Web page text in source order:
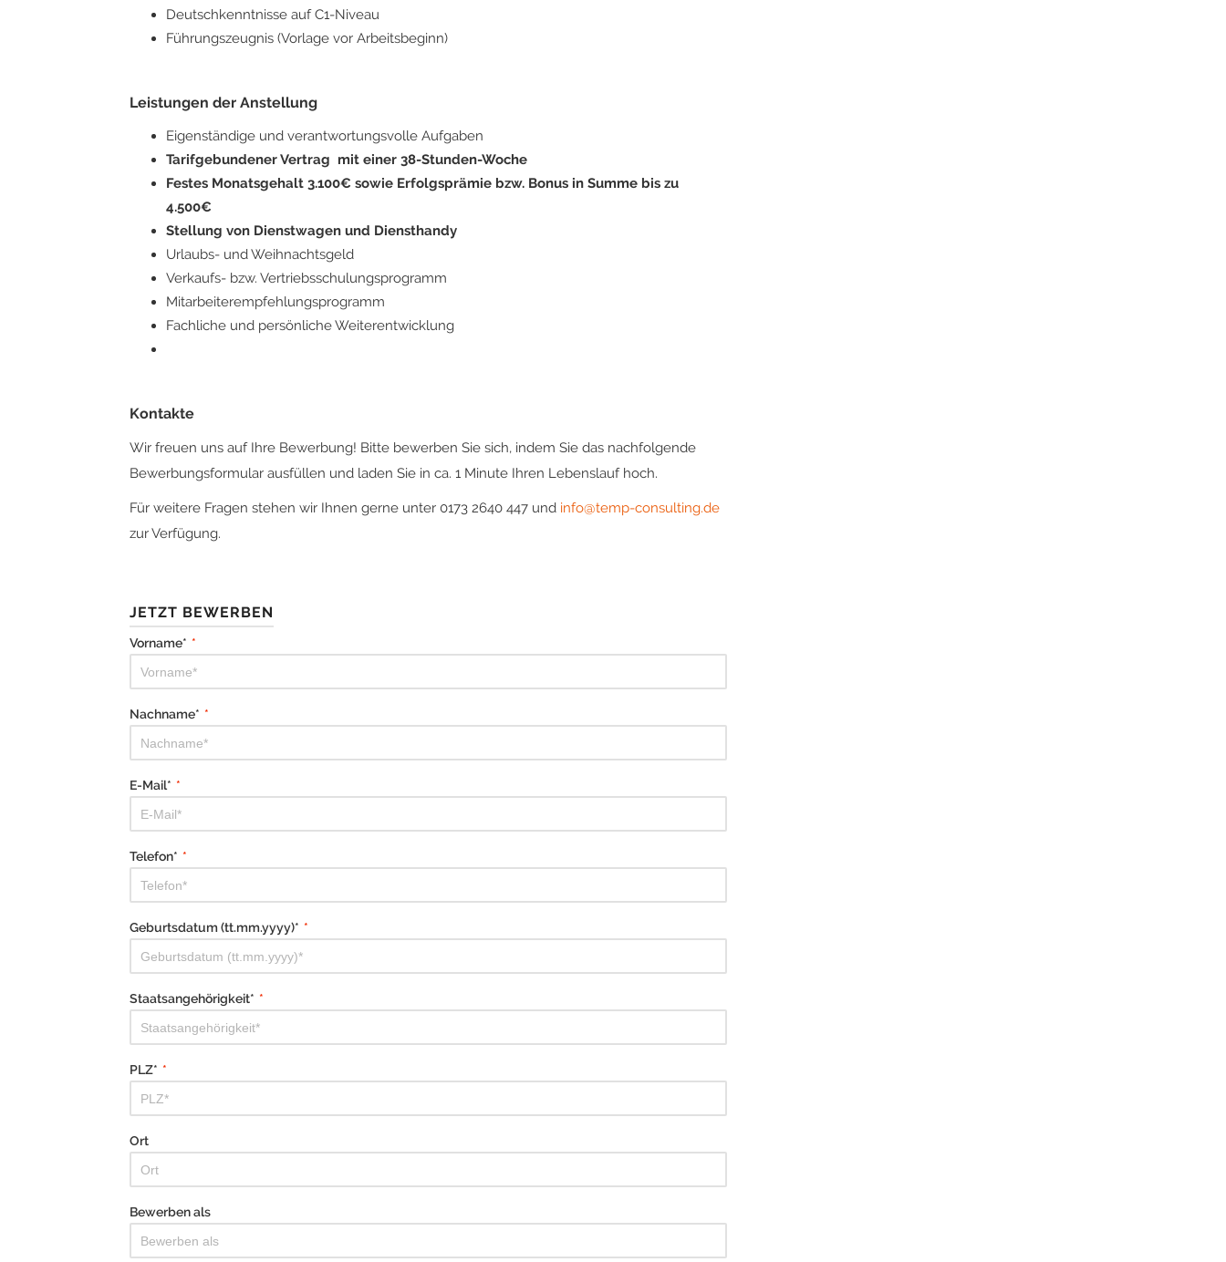
Deutschkenntnisse auf C1-Niveau
Führungszeugnis (Vorlage vor Arbeitsbeginn)
Leistungen der Anstellung
Eigenständige und verantwortungsvolle Aufgaben
Tarifgebundener Vertrag mit einer 38-Stunden-Woche
Festes Monatsgehalt 3.100€ sowie Erfolgsprämie bzw. Bonus in Summe bis zu
4.500€
Stellung von Dienstwagen und Diensthandy
Urlaubs- und Weihnachtsgeld
Verkaufs- bzw. Vertriebsschulungsprogramm
Mitarbeiterempfehlungsprogramm
Fachliche und persönliche Weiterentwicklung
Kontakte
Wir freuen uns auf Ihre Bewerbung! Bitte bewerben Sie sich, indem Sie das nachfolgende
Bewerbungsformular ausfüllen und laden Sie in ca. 1 Minute Ihren Lebenslauf hoch.
Für weitere Fragen stehen wir Ihnen gerne unter 0173 2640 447 und info@temp-consulting.de
zur Verfügung.
JETZT BEWERBEN
Vorname* *
Nachname* *
E-Mail* *
Telefon* *
Geburtsdatum (tt.mm.yyyy)* *
Staatsangehörigkeit* *
PLZ* *
Ort
Bewerben als